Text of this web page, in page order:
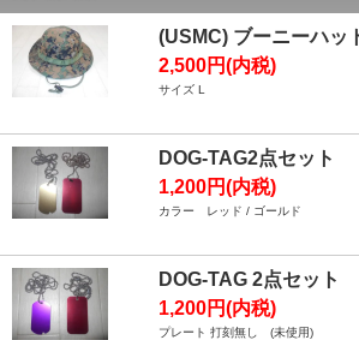
(USMC) ブーニーハッ
2,500円(内税)
サイズ L
DOG-TAG2点セット
1,200円(内税)
カラー レッド / ゴールド
DOG-TAG 2点セット
1,200円(内税)
プレート 打刻無し (未使用)